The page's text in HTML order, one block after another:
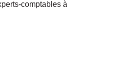
comptables à